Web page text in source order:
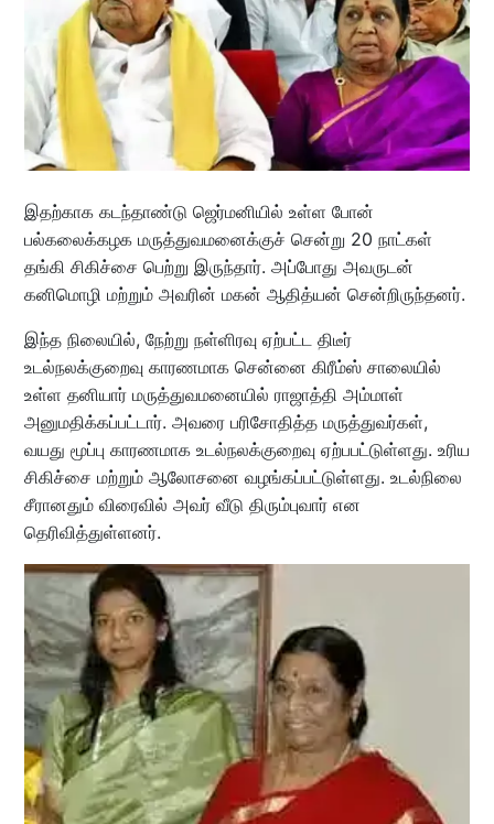
இதற்காக கடந்தாண்டு ஜெர்மனியில் உள்ள போன்
பல்கலைக்கழக மருத்துவமனைக்குச் சென்று 20 நாட்கள்
தங்கி சிகிச்சை பெற்று இருந்தார். அப்போது அவருடன்
கனிமொழி மற்றும் அவரின் மகன் ஆதித்யன் சென்றிருந்தனர்.
இந்த நிலையில், நேற்று நள்ளிரவு ஏற்பட்ட திடீர்
உடல்நலக்குறைவு காரணமாக சென்னை கிரீம்ஸ் சாலையில்
உள்ள தனியார் மருத்துவமனையில் ராஜாத்தி அம்மாள்
அனுமதிக்கப்பட்டார். அவரை பரிசோதித்த மருத்துவர்கள்,
வயது மூப்பு காரணமாக உடல்நலக்குறைவு ஏற்பபட்டுள்ளது. உரிய
சிகிச்சை மற்றும் ஆலோசனை வழங்கப்பட்டுள்ளது. உடல்நிலை
சீரானதும் விரைவில் அவர் வீடு திரும்புவார் என
தெரிவித்துள்ளனர்.